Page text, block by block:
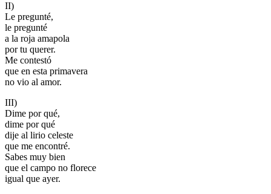
II)
Le pregunté,
le pregunté
a la roja amapola
por tu querer.
Me contestó
que en esta primavera
no vio al amor.
III)
Dime por qué,
dime por qué
dije al lirio celeste
que me encontré.
Sabes muy bien
que el campo no florece
igual que ayer.